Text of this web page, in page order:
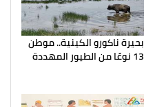
بحيرة ناكورو الكينية.. موطن
13 نوعًا من الطيور المهددة